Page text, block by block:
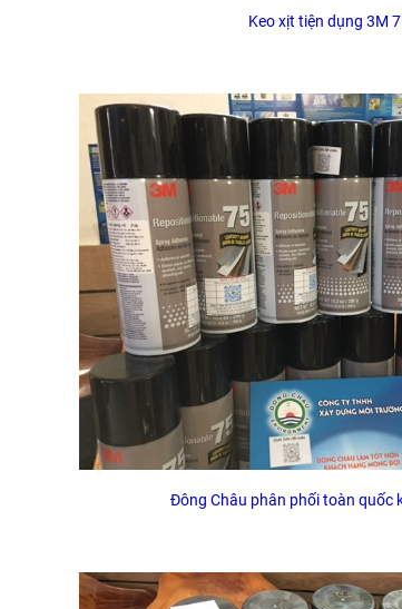
Keo xịt tiện dụng 3M
Đông Châu phân phối toàn quốc